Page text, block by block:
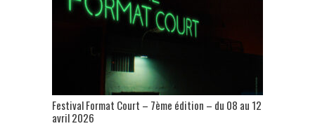
Festival Format Court – 7ème édition – du 08 au 12
avril 2026